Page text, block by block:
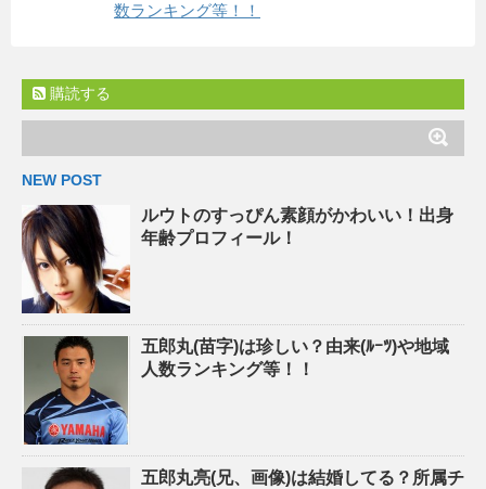
数ランキング等！！
購読する
NEW POST
ルウトのすっぴん素顔がかわいい！出身
年齢プロフィール！
五郎丸(苗字)は珍しい？由来(ﾙｰﾂ)や地域
人数ランキング等！！
五郎丸亮(兄、画像)は結婚してる？所属チ